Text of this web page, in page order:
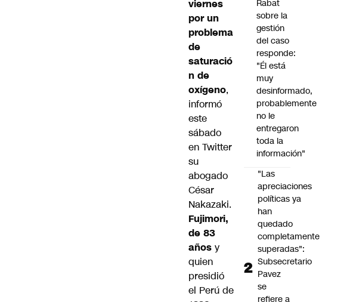
viernes
por un
problema
de
saturació
n de
oxígeno,
informó
este
sábado
en Twitter
su
abogado
César
Nakazaki.
Fujimori,
de 83
años y
quien
presidió
el Perú de
Rabat
sobre la
gestión
del caso
responde:
"Él está
muy
desinformado,
probablemente
no le
entregaron
toda la
información"
"Las
apreciaciones
políticas ya
han
quedado
completamente
superadas":
Subsecretario
Pavez
se
refiere a